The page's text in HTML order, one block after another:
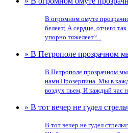
В огромном омуте
белеет; А сердце, отчего
упорно тяжелеет?...
» В Петрополе прозрачном
В Петрополе прозрачном
нами Прозерпина. Мы в
воздух пьем, И каждый час
» В тот вечер не гудел
В тот вечер не гудел